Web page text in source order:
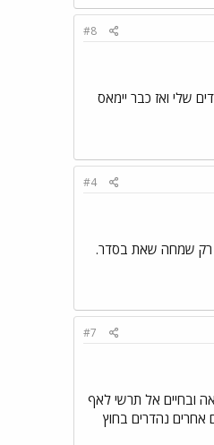
#8
שלי ואז כבר יימאס
#4
רק שמחה שאת בסדר.
#7
ובחיים אל תרשי לאף
נהדרים בחוץ